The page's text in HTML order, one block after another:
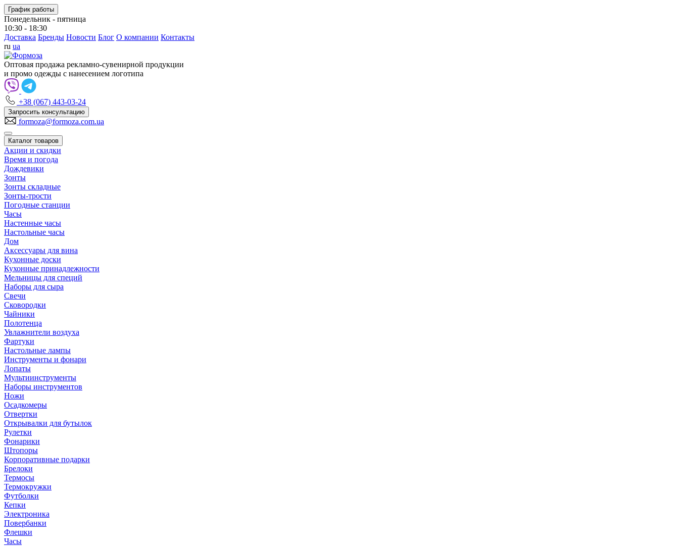
График работы
Понедельник - пятница
10:30 - 18:30
Доставка Бренды Новости Блог О компании Контакты
ru ua
Оптовая продажа рекламно-сувенирной продукции
и промо одежды с нанесением логотипа
+38 (067) 443-03-24
Запросить консультацию
formoza@formoza.com.ua
Каталог товаров
Акции и скидки
Время и погода
Дождевики
Зонты
Зонты складные
Зонты-трости
Погодные станции
Часы
Настенные часы
Настольные часы
Дом
Аксессуары для вина
Кухонные доски
Кухонные принадлежности
Мельницы для специй
Наборы для сыра
Свечи
Сковородки
Чайники
Полотенца
Увлажнители воздуха
Фартуки
Настольные лампы
Инструменты и фонари
Лопаты
Мультиинструменты
Наборы инструментов
Ножи
Осадкомеры
Отвертки
Открывалки для бутылок
Рулетки
Фонарики
Штопоры
Корпоративные подарки
Брелоки
Термосы
Термокружки
Футболки
Кепки
Электроника
Повербанки
Флешки
Часы